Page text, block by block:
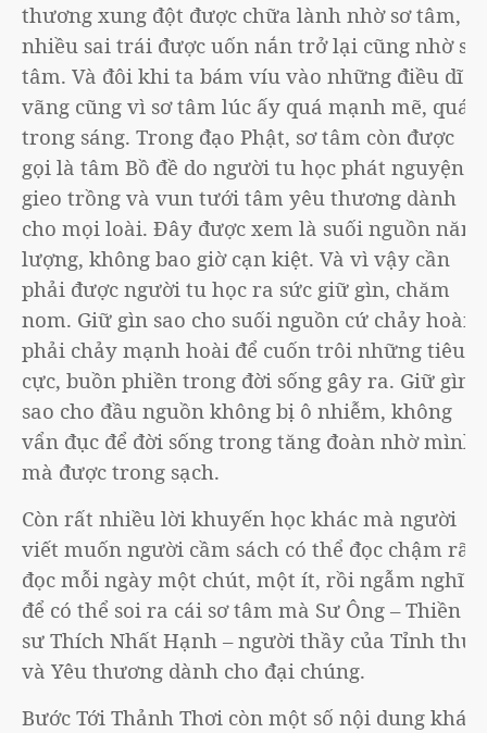
thương xung đột được chữa lành nhờ sơ tâm,
nhiều sai trái được uốn nắn trở lại cũng nhờ sơ
tâm. Và đôi khi ta bám víu vào những điều dĩ
vãng cũng vì sơ tâm lúc ấy quá mạnh mẽ, quá
trong sáng. Trong đạo Phật, sơ tâm còn được
gọi là tâm Bồ đề do người tu học phát nguyện
gieo trồng và vun tưới tâm yêu thương dành
cho mọi loài. Đây được xem là suối nguồn năng
lượng, không bao giờ cạn kiệt. Và vì vậy cần
phải được người tu học ra sức giữ gìn, chăm
nom. Giữ gìn sao cho suối nguồn cứ chảy hoài,
phải chảy mạnh hoài để cuốn trôi những tiêu
cực, buồn phiền trong đời sống gây ra. Giữ gìn
sao cho đầu nguồn không bị ô nhiễm, không
vẩn đục để đời sống trong tăng đoàn nhờ mình
mà được trong sạch.
Còn rất nhiều lời khuyến học khác mà người
viết muốn người cầm sách có thể đọc chậm rãi,
đọc mỗi ngày một chút, một ít, rồi ngẫm nghĩ
để có thể soi ra cái sơ tâm mà Sư Ông – Thiền
sư Thích Nhất Hạnh – người thầy của Tỉnh thức
và Yêu thương dành cho đại chúng.
Bước Tới Thảnh Thơi còn một số nội dung khác